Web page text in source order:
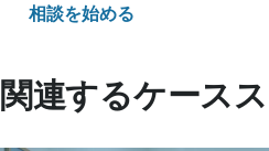
相談を始める
関連するケース